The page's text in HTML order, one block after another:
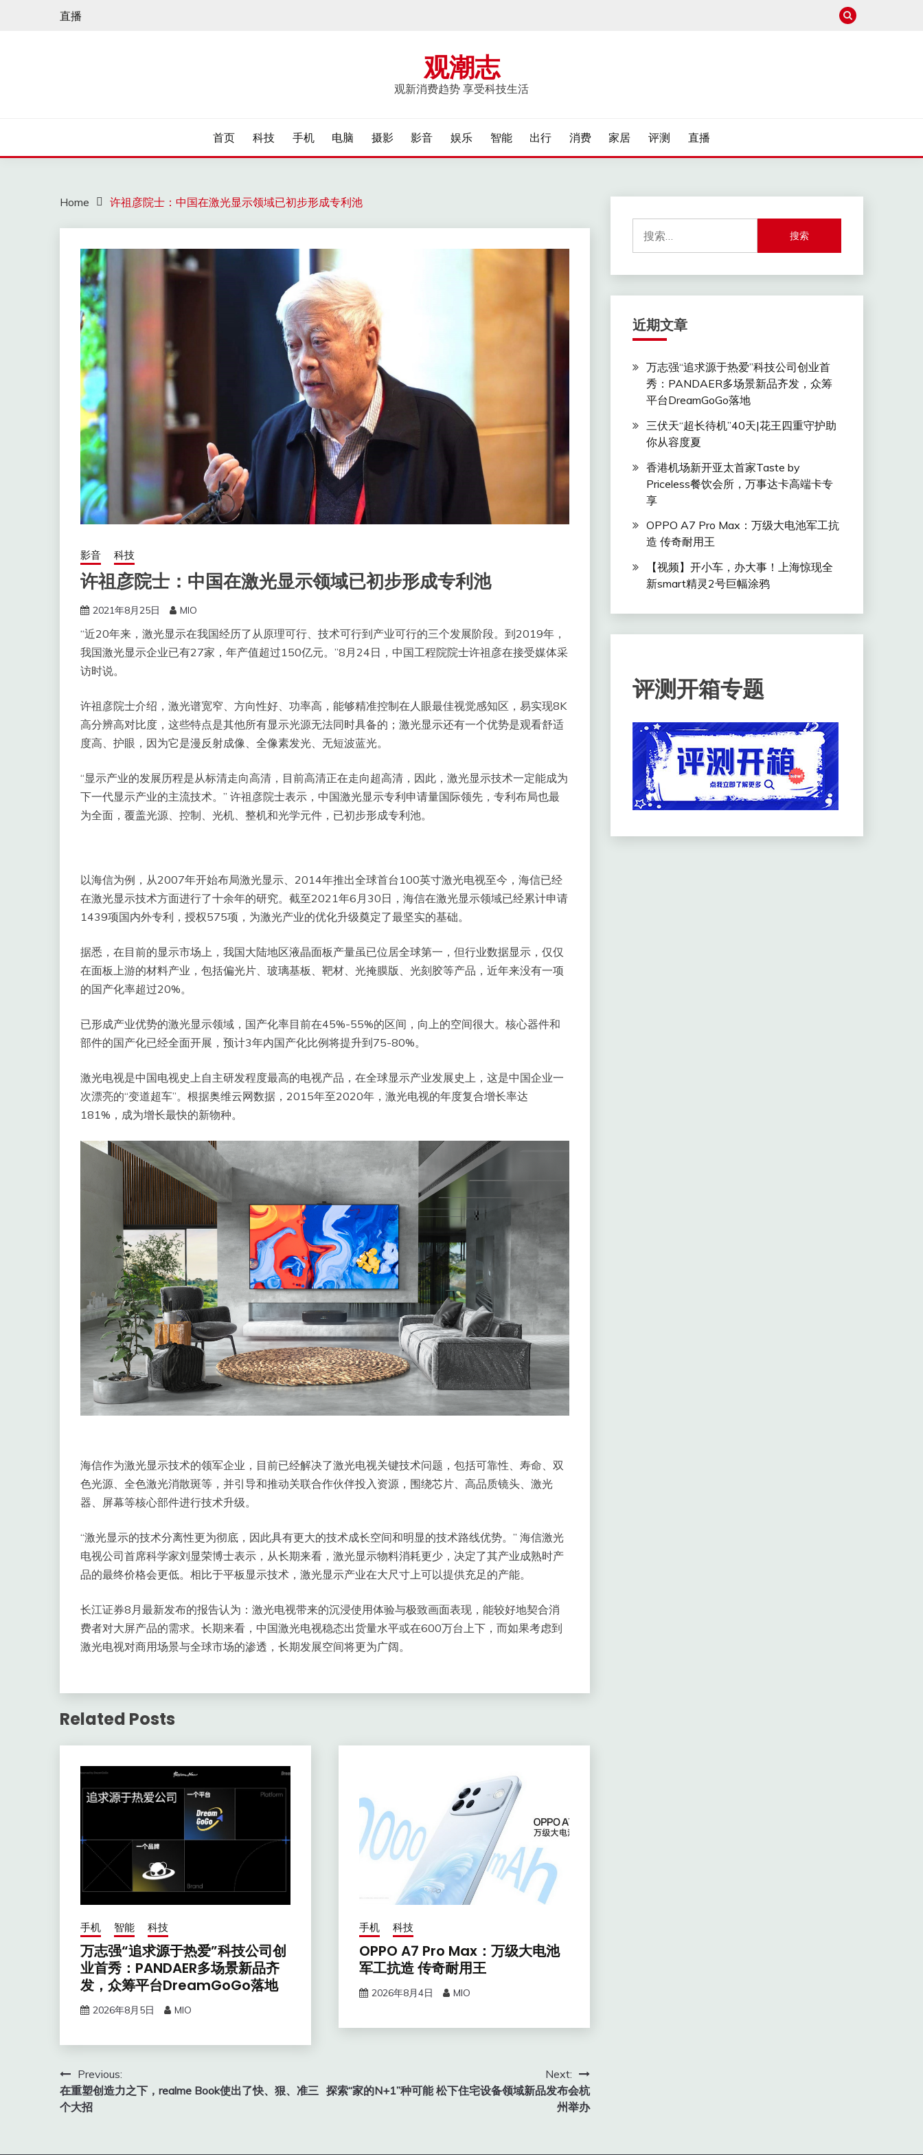
直播
观潮志
观新消费趋势 享受科技生活
首页 科技 手机 电脑 摄影 影音 娱乐 智能 出行 消费 家居 评测 直播
Home 许祖彦院士：中国在激光显示领域已初步形成专利池
影音 科技
许祖彦院士：中国在激光显示领域已初步形成专利池
2021年8月25日 MIO
“近20年来，激光显示在我国经历了从原理可行、技术可行到产业可行的三个发展阶段。到2019年，
我国激光显示企业已有27家，年产值超过150亿元。”8月24日，中国工程院院士许祖彦在接受媒体采
访时说。
许祖彦院士介绍，激光谱宽窄、方向性好、功率高，能够精准控制在人眼最佳视觉感知区，易实现8K
高分辨高对比度，这些特点是其他所有显示光源无法同时具备的；激光显示还有一个优势是观看舒适
度高、护眼，因为它是漫反射成像、全像素发光、无短波蓝光。
“显示产业的发展历程是从标清走向高清，目前高清正在走向超高清，因此，激光显示技术一定能成为
下一代显示产业的主流技术。” 许祖彦院士表示，中国激光显示专利申请量国际领先，专利布局也最
为全面，覆盖光源、控制、光机、整机和光学元件，已初步形成专利池。
以海信为例，从2007年开始布局激光显示、2014年推出全球首台100英寸激光电视至今，海信已经
在激光显示技术方面进行了十余年的研究。截至2021年6月30日，海信在激光显示领域已经累计申请
1439项国内外专利，授权575项，为激光产业的优化升级奠定了最坚实的基础。
据悉，在目前的显示市场上，我国大陆地区液晶面板产量虽已位居全球第一，但行业数据显示，仅仅
在面板上游的材料产业，包括偏光片、玻璃基板、靶材、光掩膜版、光刻胶等产品，近年来没有一项
的国产化率超过20%。
已形成产业优势的激光显示领域，国产化率目前在45%-55%的区间，向上的空间很大。核心器件和
部件的国产化已经全面开展，预计3年内国产化比例将提升到75-80%。
激光电视是中国电视史上自主研发程度最高的电视产品，在全球显示产业发展史上，这是中国企业一
次漂亮的“变道超车”。根据奥维云网数据，2015年至2020年，激光电视的年度复合增长率达
181%，成为增长最快的新物种。
海信作为激光显示技术的领军企业，目前已经解决了激光电视关键技术问题，包括可靠性、寿命、双
色光源、全色激光消散斑等，并引导和推动关联合作伙伴投入资源，围绕芯片、高品质镜头、激光
器、屏幕等核心部件进行技术升级。
“激光显示的技术分离性更为彻底，因此具有更大的技术成长空间和明显的技术路线优势。” 海信激光
电视公司首席科学家刘显荣博士表示，从长期来看，激光显示物料消耗更少，决定了其产业成熟时产
品的最终价格会更低。相比于平板显示技术，激光显示产业在大尺寸上可以提供充足的产能。
长江证券8月最新发布的报告认为：激光电视带来的沉浸使用体验与极致画面表现，能较好地契合消
费者对大屏产品的需求。长期来看，中国激光电视稳态出货量水平或在600万台上下，而如果考虑到
激光电视对商用场景与全球市场的渗透，长期发展空间将更为广阔。
Related Posts
手机 智能 科技
万志强“追求源于热爱”科技公司创
业首秀：PANDAER多场景新品齐
发，众筹平台DreamGoGo落地
2026年8月5日 MIO
手机 科技
OPPO A7 Pro Max：万级大电池
军工抗造 传奇耐用王
2026年8月4日 MIO
文
章
Previous:
在重塑创造力之下，realme Book使出了快、狠、准三
个大招
Next:
探索“家的N+1”种可能 松下住宅设备领域新品发布会杭
州举办
索：
近期文章
万志强“追求源于热爱”科技公司创业首
秀：PANDAER多场景新品齐发，众筹
平台DreamGoGo落地
三伏天“超长待机”40天|花王四重守护助
你从容度夏
香港机场新开亚太首家Taste by
Priceless餐饮会所，万事达卡高端卡专
享
OPPO A7 Pro Max：万级大电池军工抗
造 传奇耐用王
【视频】开小车，办大事！上海惊现全
新smart精灵2号巨幅涂鸦
评测开箱专题